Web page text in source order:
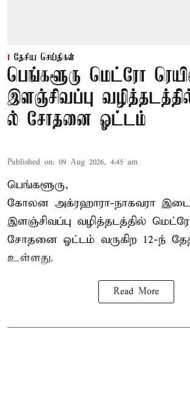
தேசிய செய்திகள்
பெங்களூரு மெட்ரோ
இளஞ்சிவப்பு
ல் சோதனை ஓட்டம்
Published on: 09 Aug 2026, 4:45 am
பெங்களூரு,
கோலன அக்ரஹாரா-நாகவரா
இளஞ்சிவப்பு வழித்தடத்தில்
சோதனை ஓட்டம் வருகிற 12-ந்
உள்ளது.
Read More